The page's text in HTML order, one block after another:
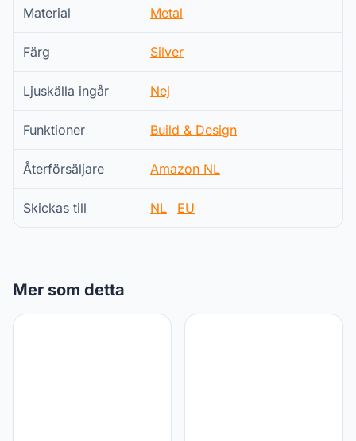
Material Metal
Färg Silver
Ljuskälla ingår Nej
Funktioner Build & Design
Återförsäljare Amazon NL
Skickas till NL EU
Mer som detta